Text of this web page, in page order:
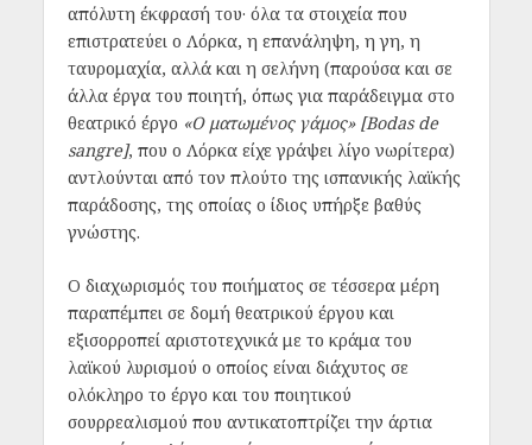
απόλυτη έκφρασή του· όλα τα στοιχεία που
επιστρατεύει ο Λόρκα, η επανάληψη, η γη, η
ταυρομαχία, αλλά και η σελήνη (παρούσα και σε
άλλα έργα του ποιητή, όπως για παράδειγμα στο
θεατρικό έργο «Ο ματωμένος γάμος» [Bodas de
sangre], που ο Λόρκα είχε γράψει λίγο νωρίτερα)
αντλούνται από τον πλούτο της ισπανικής λαϊκής
παράδοσης, της οποίας ο ίδιος υπήρξε βαθύς
γνώστης.
Ο διαχωρισμός του ποιήματος σε τέσσερα μέρη
παραπέμπει σε δομή θεατρικού έργου και
εξισορροπεί αριστοτεχνικά με το κράμα του
λαϊκού λυρισμού ο οποίος είναι διάχυτος σε
ολόκληρο το έργο και του ποιητικού
σουρρεαλισμού που αντικατοπτρίζει την άρτια